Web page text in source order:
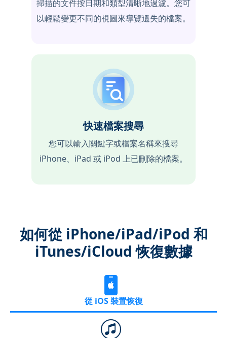
掃描的文件按日期和類型清晰地過濾。您可
以輕鬆變更不同的視圖來導覽遺失的檔案。
快速檔案搜尋
您可以輸入關鍵字或檔案名稱來搜尋
iPhone、iPad 或 iPod 上已刪除的檔案。
如何從 iPhone/iPad/iPod 和
iTunes/iCloud 恢復數據
從 iOS 裝置恢復